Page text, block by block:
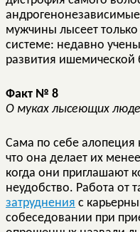
мужчины лысеет
системе: недавно
развития ишемической
Факт № 8
О муках лысеющих
Сама по себе
что она делает их
когда они приглашают
неудобство. Работа от
затруднения с
собеседовании при